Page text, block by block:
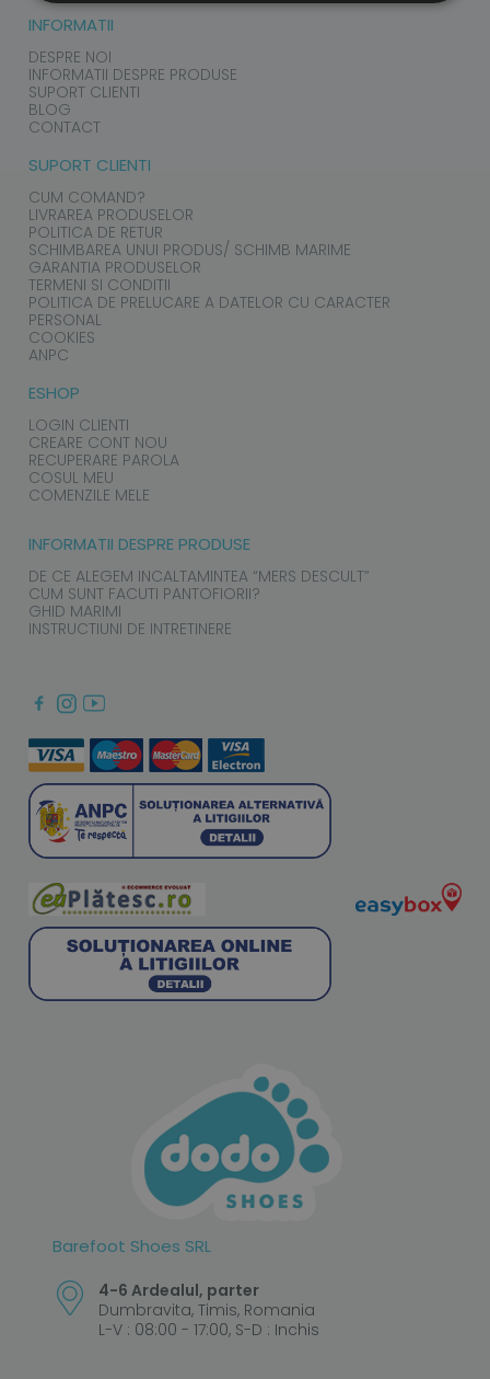
INFORMATII
DESPRE NOI
INFORMATII DESPRE PRODUSE
SUPORT CLIENTI
BLOG
CONTACT
SUPORT CLIENTI
CUM COMAND?
LIVRAREA PRODUSELOR
POLITICA DE RETUR
SCHIMBAREA UNUI PRODUS/ SCHIMB MARIME
GARANTIA PRODUSELOR
TERMENI SI CONDITII
POLITICA DE PRELUCARE A DATELOR CU CARACTER
PERSONAL
COOKIES
ANPC
ESHOP
LOGIN CLIENTI
CREARE CONT NOU
RECUPERARE PAROLA
COSUL MEU
COMENZILE MELE
INFORMATII DESPRE PRODUSE
DE CE ALEGEM INCALTAMINTEA “MERS DESCULT”
CUM SUNT FACUTI PANTOFIORII?
GHID MARIMI
INSTRUCTIUNI DE INTRETINERE
Barefoot Shoes SRL
4-6 Ardealul, parter
Dumbravita, Timis, Romania
L-V : 08:00 - 17:00, S-D : Inchis